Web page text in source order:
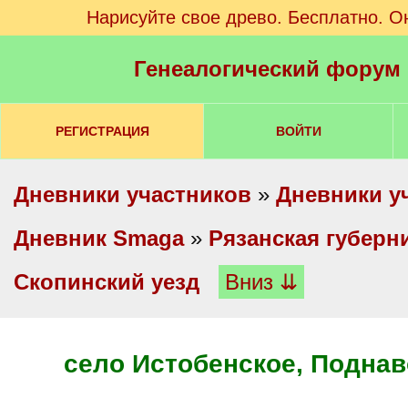
Нарисуйте свое древо. Бесплатно.
Генеалогический
РЕГИСТРАЦИЯ ВОЙТИ
Дневники участников » Дневники
Дневник Smaga» Рязанская
Скопинский уезд
Вниз ⇊
село Истобенское,